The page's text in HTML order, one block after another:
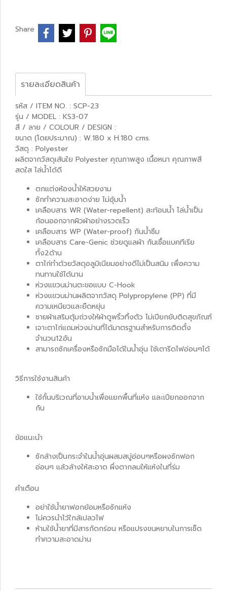
Share
รายละเอียดสินค้า
รหัส / ITEM NO. : SCP-23
รุ่น / MODEL : KS3-07
สี / ลาย / COLOUR / DESIGN :
ขนาด (โดยประมาณ) : W.180 x H.180 cms.
วัสดุ : Polyester
ผลิตจากวัสดุเส้นใย Polyester คุณภาพสูง เนื้อหนา คุณภาพสี
สดใส ไล่น้ำได้ดี
ตกแต่งห้องน้ำให้สวยงาม
ซักทำความสะอาดง่าย ไม่อุ้มน้ำ
เคลือบสาร WR (Water-repellent) สะท้อนน้ำ ไล่น้ำเป็น
ก้อนออกจากผิวผ้าอย่างรวดเร็ว
เคลือบสาร WP (Water-proof) กันน้ำซึม
เคลือบสาร Care-Genic ช่วยดูแลผ้า กันเชื้อแบคทีเรีย
ทั้ง2ด้าน
ตาไก่ทำด้วยวัสดุอลูมิเนียมอย่างดีไม่เป็นสนิม เพื่อความ
ทนทานใช้ได้นาน
ห่วงแขวนม่านตะขอแบบ C-Hook
ห่วงแขวนม่านผลิตจากวัสดุ Polypropylene (PP) ที่มี
ความเหนียวและยืดหยุ่น
ชายผ้าเสริมตุ้มถ่วงให้ผ้าดูพริ้วทิ้งตัว ไม่เปียกยับติดสุขภัณฑ์
เจาะตาไก่แถมห่วงม่านที่ได้มาตรฐานสำหรับการติดตั้ง
จำนวน12อัน
สามารถซักเครื่องหรือซักมือได้ในน้ำอุ่น ใช้เตารีดไฟอ่อนๆได้
วิธีการใช้งานสินค้า
ใช้กั้นบริเวณที่อาบน้ำเพื่อแยกพื้นที่แห้ง และเปียกออกจาก
กัน
ข้อแนะนำ
ซักล้างเป็นกระจำในน้ำอุ่นผสมสบู่อ่อนๆหรือผงซักฟอก
อ่อนๆ แล้วล้างให้สะอาด ผึ่งตากลมให้แห้งในที่ร่ม
คำเตือน
อย่าใช้น้ำยาฟอกย้อมหรือซักแห้ง
ไม่ควรนำไว้ใกล้เปลวไฟ
ห้ามใช้น้ำยาที่มีสารกัดกร่อน หรือแปรงขนหยาบในการเช็ด
ทำความสะอาดม่าน